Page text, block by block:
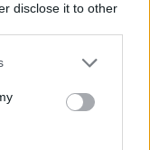
disclose it to other